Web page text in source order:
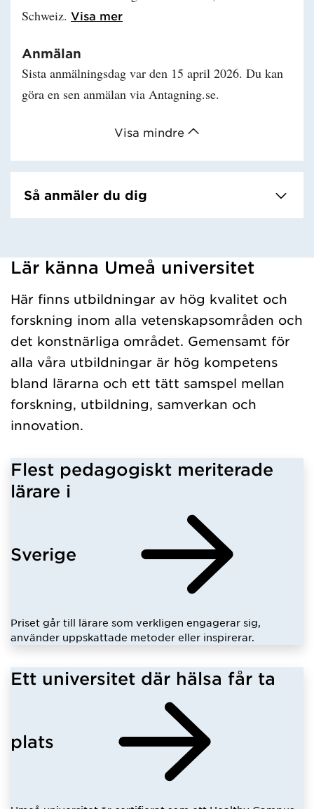
Visa mindre
Schweiz. Visa merLäs mer om Studieavgift
Anmälan
Sista anmälningsdag var den 15 april 2026. Du kan
göra en sen anmälan via Antagning.se.
Så anmäler du dig
Har hämtat kursochkurspaket.
Lär känna Umeå universitet
Här finns utbildningar av hög kvalitet och
forskning inom alla vetenskapsområden och
det konstnärliga området. Gemensamt för
alla våra utbildningar är hög kompetens
bland lärarna och ett tätt samspel mellan
forskning, utbildning, samverkan och
innovation.
Flest pedagogiskt meriterade
lärare i
Sverige
Priset går till lärare som verkligen engagerar sig,
använder uppskattade metoder eller inspirerar.
Ett universitet där hälsa får ta
plats